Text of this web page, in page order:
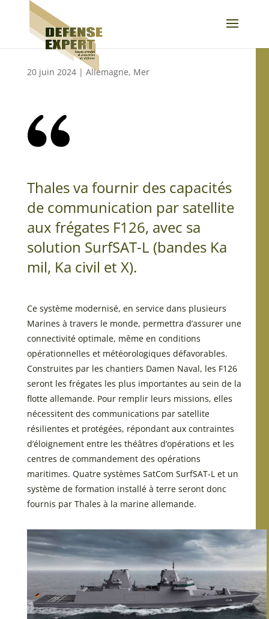
20 juin 2024| Allemagne, Mer
Thales va fournir des capacités
de communication par satellite
aux frégates F126, avec sa
solution SurfSAT-L (bandes Ka
mil, Ka civil et X).
Ce système modernisé, en service dans plusieurs
Marines à travers le monde, permettra d’assurer une
connectivité optimale, même en conditions
opérationnelles et météorologiques défavorables.
Construites par les chantiers Damen Naval, les F126
seront les frégates les plus importantes au sein de la
flotte allemande. Pour remplir leurs missions, elles
nécessitent des communications par satellite
résilientes et protégées, répondant aux contraintes
d’éloignement entre les théâtres d’opérations et les
centres de commandement des opérations
maritimes. Quatre systèmes SatCom SurfSAT-L et un
système de formation installé à terre seront donc
fournis par Thales à la marine allemande.